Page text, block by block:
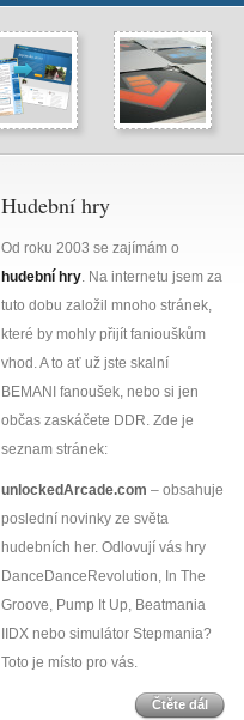
Hudební hry
Od roku 2003 se zajímám o
hudební hry. Na internetu jsem za
tuto dobu založil mnoho stránek,
které by mohly přijít faniouškům
vhod. A to ať už jste skalní
BEMANI fanoušek, nebo si jen
občas zaskáčete DDR. Zde je
seznam stránek:
unlockedArcade.com – obsahuje
poslední novinky ze světa
hudebních her. Odlovují vás hry
DanceDanceRevolution, In The
Groove, Pump It Up, Beatmania
IIDX nebo simulátor Stepmania?
Toto je místo pro vás.
Čtěte dál